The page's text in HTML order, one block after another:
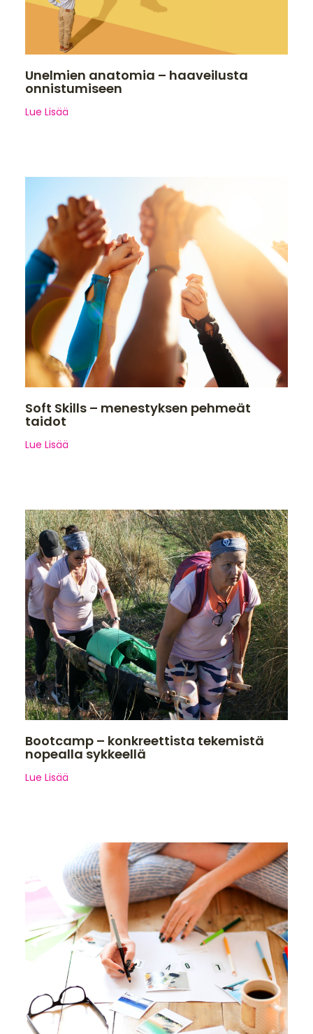
Unelmien anatomia – haaveilusta
onnistumiseen
Lue Lisää
Soft Skills – menestyksen pehmeät
taidot
Lue Lisää
Bootcamp – konkreettista tekemistä
nopealla sykkeellä
Lue Lisää